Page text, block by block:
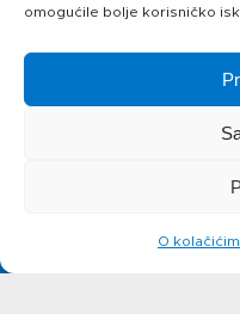
omogućile bolje korisničko
O
Priča o ABC